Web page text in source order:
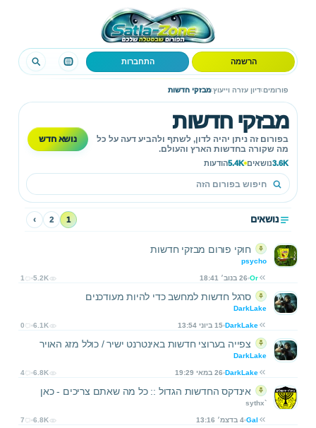
הרשמה התחברות
פורומים›דיון עזרה וייעוץ›מבזקי חדשות
מבזקי חדשות
בפורום זה ניתן יהיה לדון, לשתף ולהביע דעה על כל
מה שקורה בחדשות הארץ והעולם.
3.6Kנושאים 5.4Kהודעות
נושא חדש
נושאים 1
2
›
חוקי פורום מבזקי חדשות
psycho
Or 26 בנוב׳ 18:41 1 5.2K
סרגל חדשות למחשב כדי להיות מעודכנים
DarkLake
DarkLake 15 ביוני 13:54 0 6.1K
צפייה בערוצי חדשות באינטרנט ישיר / כולל מזג האויר
DarkLake
DarkLake 26 במאי 19:29 4 6.8K
אינדקס החדשות הגדול :: כל מה שאתם צריכים - כאן
sythx`
Gal 4 בדצמ׳ 13:16 7 6.8K